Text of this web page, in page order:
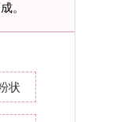
。
状